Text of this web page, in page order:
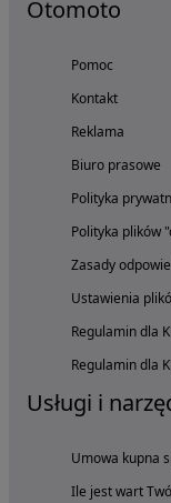
Otomoto
Pomoc
Kontakt
Reklama
Biuro prasowe
Polityka
Polityka plików
Zasady
Ustawienia
Regulamin dla
Regulamin dla
Usługi i
Umowa kupna
Ile jest wart